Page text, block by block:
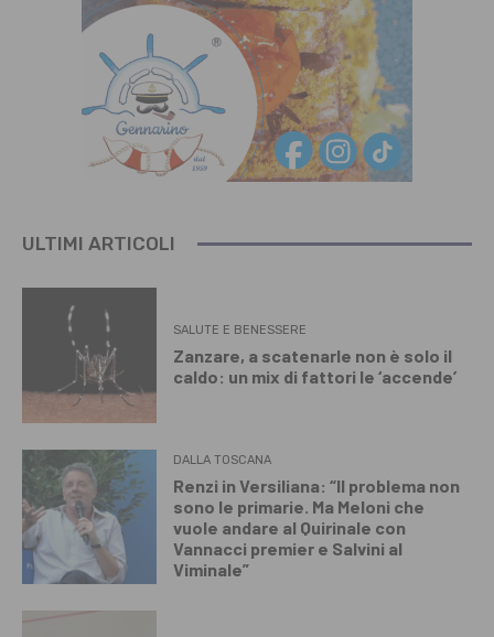
ULTIMI ARTICOLI
SALUTE E BENESSERE
Zanzare, a scatenarle non è solo il
caldo: un mix di fattori le ‘accende’
DALLA TOSCANA
Renzi in Versiliana: “Il problema non
sono le primarie. Ma Meloni che
vuole andare al Quirinale con
Vannacci premier e Salvini al
Viminale”